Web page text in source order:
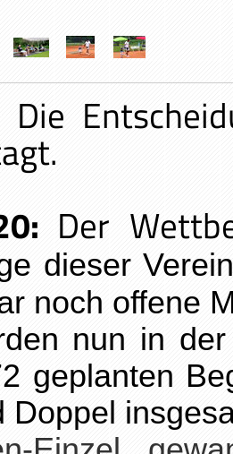
Die
Der
dieser
noch offene
nun in
geplanten
Doppel